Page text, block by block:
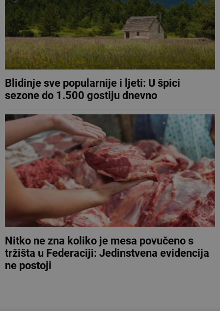
Blidinje sve popularnije i ljeti: U špici
sezone do 1.500 gostiju dnevno
Nitko ne zna koliko je mesa povučeno s
tržišta u Federaciji: Jedinstvena evidencija
ne postoji